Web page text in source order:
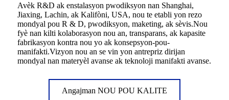
Avèk R&D ak enstalasyon pwodiksyon nan Shanghai,
Jiaxing, Lachin, ak Kalifòni, USA, nou te etabli yon rezo
mondyal pou R & D, pwodiksyon, maketing, ak sèvis.Nou
fyè nan kilti kolaborasyon nou an, transparans, ak kapasite
fabrikasyon kontra nou yo ak konsepsyon-pou-
manifakti.Vizyon nou an se vin yon antrepriz dirijan
mondyal nan materyèl avanse ak teknoloji manifakti avanse.
Angajman NOU POU KALITE